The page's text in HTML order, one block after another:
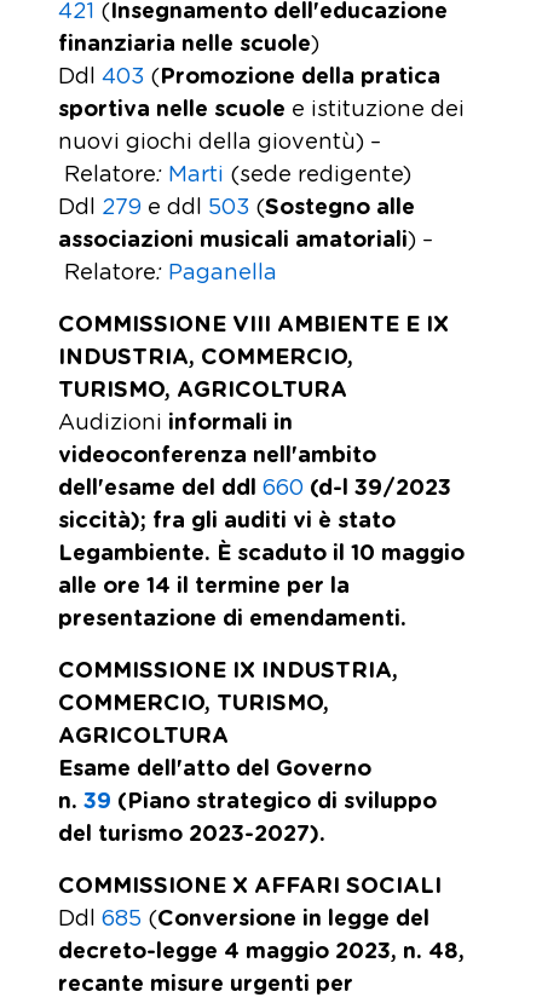
421 ( Insegnamento dell'educazione
finanziaria nelle scuole)
Ddl 403 ( Promozione della pratica
sportiva nelle scuole e istituzione dei
nuovi giochi della gioventù) –
Relatore: Marti (sede redigente)
Ddl 279 e ddl 503 (Sostegno alle
associazioni musicali amatoriali) –
Relatore: Paganella
COMMISSIONE VIII AMBIENTE E IX
INDUSTRIA, COMMERCIO,
TURISMO, AGRICOLTURA
Audizioni informali in
videoconferenza nell'ambito
dell'esame del ddl 660 (d-l 39/2023
siccità); fra gli auditi vi è stato
Legambiente. È scaduto il 10 maggio
alle ore 14 il termine per la
presentazione di emendamenti.
COMMISSIONE IX INDUSTRIA,
COMMERCIO, TURISMO,
AGRICOLTURA
Esame dell'atto del Governo
n. 39 (Piano strategico di sviluppo
del turismo 2023-2027).
COMMISSIONE X AFFARI SOCIALI
Ddl 685 (Conversione in legge del
decreto-legge 4 maggio 2023, n. 48,
recante misure urgenti per